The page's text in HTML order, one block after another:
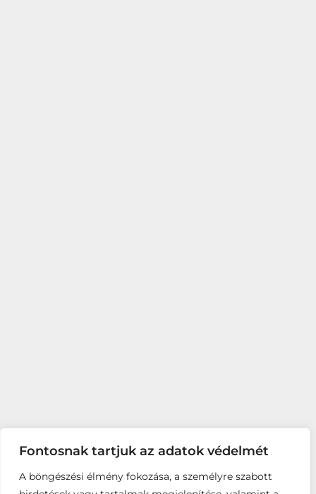
Fontosnak tartjuk az adatok védelmét
A böngészési élmény fokozása, a személyre szabott